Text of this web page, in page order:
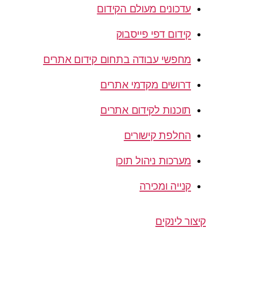
עדכונים מעולם הקידום
קידום דפי פייסבוק
מחפשי עבודה בתחום קידום אתרים
דרושים מקדמי אתרים
תוכנות לקידום אתרים
החלפת קישורים
מערכות ניהול תוכן
קנייה ומכירה
קיצור לינקים